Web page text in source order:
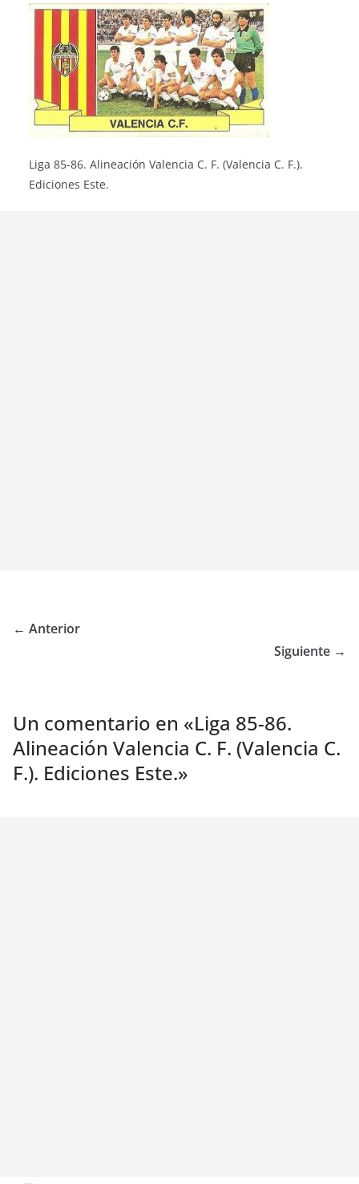
Liga 85-86. Alineación Valencia C. F. (Valencia C. F.).
Ediciones Este.
← Anterior
Siguiente →
Un comentario en «Liga 85-86.
Alineación Valencia C. F. (Valencia C.
F.). Ediciones Este.»